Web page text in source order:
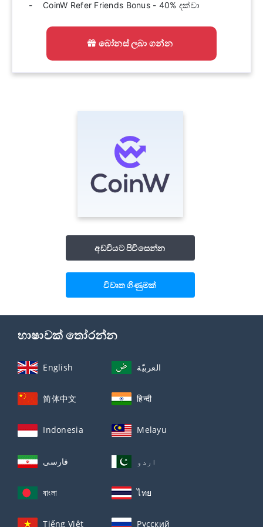
CoinW Refer Friends Bonus - 40% දක්වා
බෝනස් ලබා ගන්න
අඩවියට පිවිසෙන්න
විවෘත ගිණුමක්
භාෂාවක් තෝරන්න
English العربيّة
简体中文 हिन्दी
Indonesia Melayu
فارسی اردو
বাংলা ไทย
Tiếng Việt Русский